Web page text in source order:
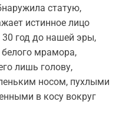
статую,
истинное лицо
год до нашей эры,
мрамора,
лишь голову,
носом, пухлыми
в косу вокруг